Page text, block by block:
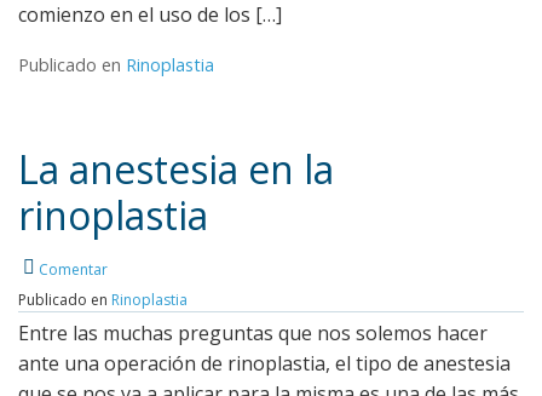
comienzo en el uso de los […]
Publicado en Rinoplastia
La anestesia en la
rinoplastia
Comentar
Publicado en Rinoplastia
Entre las muchas preguntas que nos solemos hacer
ante una operación de rinoplastia, el tipo de anestesia